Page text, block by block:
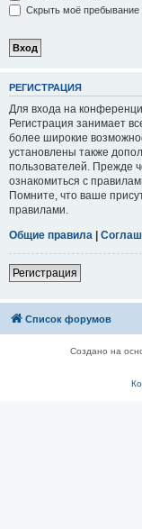
Скрыть моё пребывание
РЕГИСТРАЦИЯ
Для входа на
Регистрация занимает
более широкие
установлены также
пользователей. Прежде
ознакомиться с
Помните, что ваше
правилами.
Общие правила |
Регистрация
Список форумов
Создано на